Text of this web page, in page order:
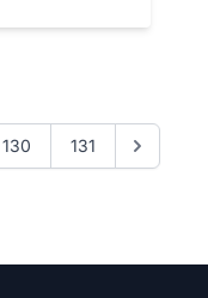
130 131